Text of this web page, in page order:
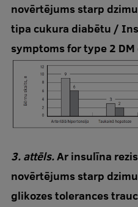
novērtējums starp
tipa cukura diabētu /
symptoms for type 2
3. attēls.Ar insulīna
novērtējums starp
glikozes tolerances